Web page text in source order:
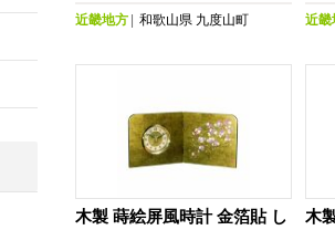
近畿地方 和歌山県 九度山町 近畿
木製 蒔絵屏風時計 金箔貼 し
木